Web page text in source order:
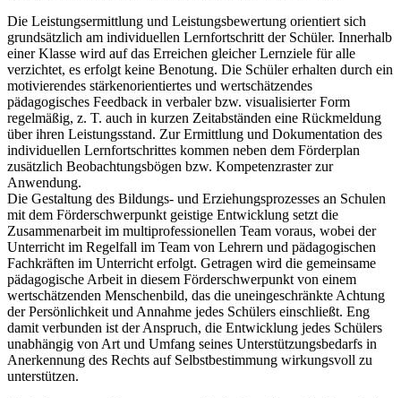
Die Leistungsermittlung und Leistungsbewertung orientiert sich
grundsätzlich am individuellen Lernfortschritt der Schüler. Innerhalb
einer Klasse wird auf das Erreichen gleicher Lernziele für alle
verzichtet, es erfolgt keine Benotung. Die Schüler erhalten durch ein
motivierendes stärkenorientiertes und wertschätzendes
pädagogisches Feedback in verbaler bzw. visualisierter Form
regelmäßig, z. T. auch in kurzen Zeitabständen eine Rückmeldung
über ihren Leistungsstand. Zur Ermittlung und Dokumentation des
individuellen Lernfortschrittes kommen neben dem Förderplan
zusätzlich Beobachtungsbögen bzw. Kompetenzraster zur
Anwendung.
Die Gestaltung des Bildungs- und Erziehungsprozesses an Schulen
mit dem Förderschwerpunkt geistige Entwicklung setzt die
Zusammenarbeit im multiprofessionellen Team voraus, wobei der
Unterricht im Regelfall im Team von Lehrern und pädagogischen
Fachkräften im Unterricht erfolgt. Getragen wird die gemeinsame
pädagogische Arbeit in diesem Förderschwerpunkt von einem
wertschätzenden Menschenbild, das die uneingeschränkte Achtung
der Persönlichkeit und Annahme jedes Schülers einschließt. Eng
damit verbunden ist der Anspruch, die Entwicklung jedes Schülers
unabhängig von Art und Umfang seines Unterstützungsbedarfs in
Anerkennung des Rechts auf Selbstbestimmung wirkungsvoll zu
unterstützen.